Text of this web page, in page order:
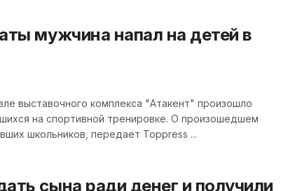
мужчина напал на детей в
выставочного комплекса "Атакент" произошло
на спортивной тренировке. О произошедшем
школьников, передает Toppress ...
сына ради денег и получили